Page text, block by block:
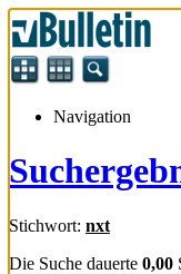
Navigation
Stichwort: nxt
Die Suche dauerte 0,00